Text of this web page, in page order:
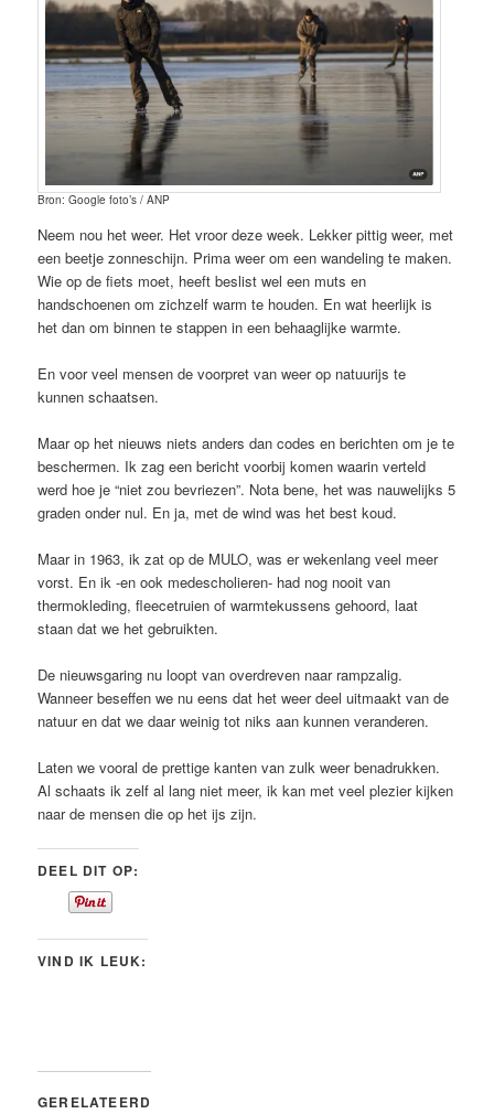
Bron: Google foto’s / ANP
Neem nou het weer. Het vroor deze week. Lekker pittig weer, met
een beetje zonneschijn. Prima weer om een wandeling te maken.
Wie op de fiets moet, heeft beslist wel een muts en
handschoenen om zichzelf warm te houden. En wat heerlijk is
het dan om binnen te stappen in een behaaglijke warmte.
En voor veel mensen de voorpret van weer op natuurijs te
kunnen schaatsen.
Maar op het nieuws niets anders dan codes en berichten om je te
beschermen. Ik zag een bericht voorbij komen waarin verteld
werd hoe je “niet zou bevriezen”. Nota bene, het was nauwelijks 5
graden onder nul. En ja, met de wind was het best koud.
Maar in 1963, ik zat op de MULO, was er wekenlang veel meer
vorst. En ik -en ook medescholieren- had nog nooit van
thermokleding, fleecetruien of warmtekussens gehoord, laat
staan dat we het gebruikten.
De nieuwsgaring nu loopt van overdreven naar rampzalig.
Wanneer beseffen we nu eens dat het weer deel uitmaakt van de
natuur en dat we daar weinig tot niks aan kunnen veranderen.
Laten we vooral de prettige kanten van zulk weer benadrukken.
Al schaats ik zelf al lang niet meer, ik kan met veel plezier kijken
naar de mensen die op het ijs zijn.
DEEL DIT OP:
VIND IK LEUK:
GERELATEERD